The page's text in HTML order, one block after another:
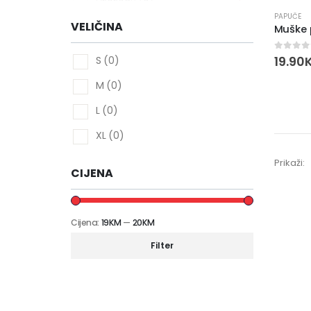
Žene
Djeca(0)
VELIČINA
S (0)
M (0)
L (0)
XL (0)
CIJENA
Filter
Cijena: 19KM— 20KM
PAPUČE
0out
19.90
Prikaži: